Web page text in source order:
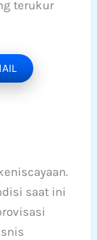
terukur
saat ini